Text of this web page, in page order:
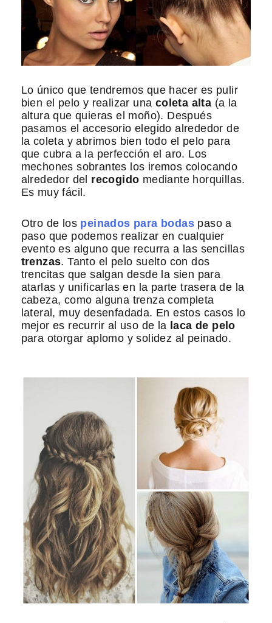
Lo único que tendremos que hacer es pulir
bien el pelo y realizar una coleta alta (a la
altura que quieras el moño). Después
pasamos el accesorio elegido alrededor de
la coleta y abrimos bien todo el pelo para
que cubra a la perfección el aro. Los
mechones sobrantes los iremos colocando
alrededor del recogido mediante horquillas.
Es muy fácil.
Otro de los peinados para bodas paso a
paso que podemos realizar en cualquier
evento es alguno que recurra a las sencillas
trenzas. Tanto el pelo suelto con dos
trencitas que salgan desde la sien para
atarlas y unificarlas en la parte trasera de la
cabeza, como alguna trenza completa
lateral, muy desenfadada. En estos casos lo
mejor es recurrir al uso de la laca de pelo
para otorgar aplomo y solidez al peinado.